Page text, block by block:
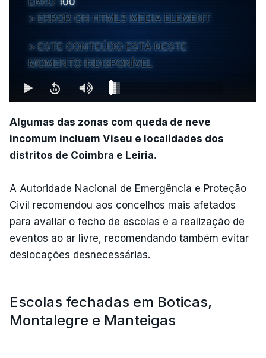
ERROR ON HTML5 MEDIA ELEMENT
ESTE CONTEÚDO ESTÁ NESTE
MOMENTO INDISPONÍVEL
Algumas das zonas com queda de neve
incomum incluem Viseu e localidades dos
distritos de Coimbra e Leiria.
A Autoridade Nacional de Emergência e Proteção
Civil recomendou aos concelhos mais afetados
para avaliar o fecho de escolas e a realização de
eventos ao ar livre, recomendando também evitar
deslocações desnecessárias.
Escolas fechadas em Boticas,
Montalegre e Manteigas